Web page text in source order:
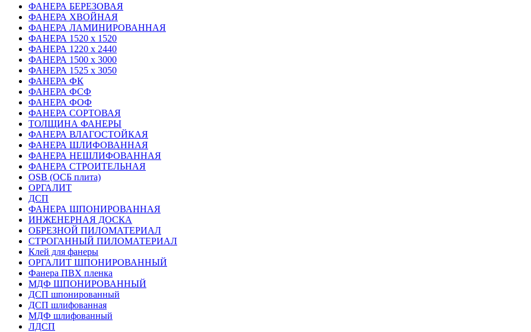
ФАНЕРА БЕРЕЗОВАЯ
ФАНЕРА ХВОЙНАЯ
ФАНЕРА ЛАМИНИРОВАННАЯ
ФАНЕРА 1520 х 1520
ФАНЕРА 1220 х 2440
ФАНЕРА 1500 х 3000
ФАНЕРА 1525 х 3050
ФАНЕРА ФК
ФАНЕРА ФСФ
ФАНЕРА ФОФ
ФАНЕРА СОРТОВАЯ
ТОЛЩИНА ФАНЕРЫ
ФАНЕРА ВЛАГОСТОЙКАЯ
ФАНЕРА ШЛИФОВАННАЯ
ФАНЕРА НЕШЛИФОВАННАЯ
ФАНЕРА СТРОИТЕЛЬНАЯ
OSB (ОСБ плита)
ОРГАЛИТ
ДСП
ФАНЕРА ШПОНИРОВАННАЯ
ИНЖЕНЕРНАЯ ДОСКА
ОБРЕЗНОЙ ПИЛОМАТЕРИАЛ
СТРОГАННЫЙ ПИЛОМАТЕРИАЛ
Клей для фанеры
ОРГАЛИТ ШПОНИРОВАННЫЙ
Фанера ПВХ пленка
МДФ ШПОНИРОВАННЫЙ
ДСП шпонированный
ДСП шлифованная
МДФ шлифованный
ЛДСП